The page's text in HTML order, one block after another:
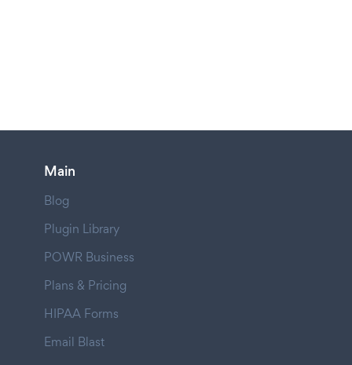
Main
Blog
Plugin Library
POWR Business
Plans & Pricing
HIPAA Forms
Email Blast